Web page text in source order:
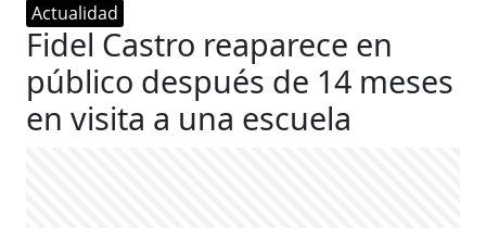
Actualidad
Fidel Castro reaparece en
público después de 14 meses
en visita a una escuela